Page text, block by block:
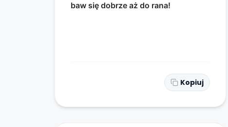
baw się dobrze aż do rana!
Kopiuj